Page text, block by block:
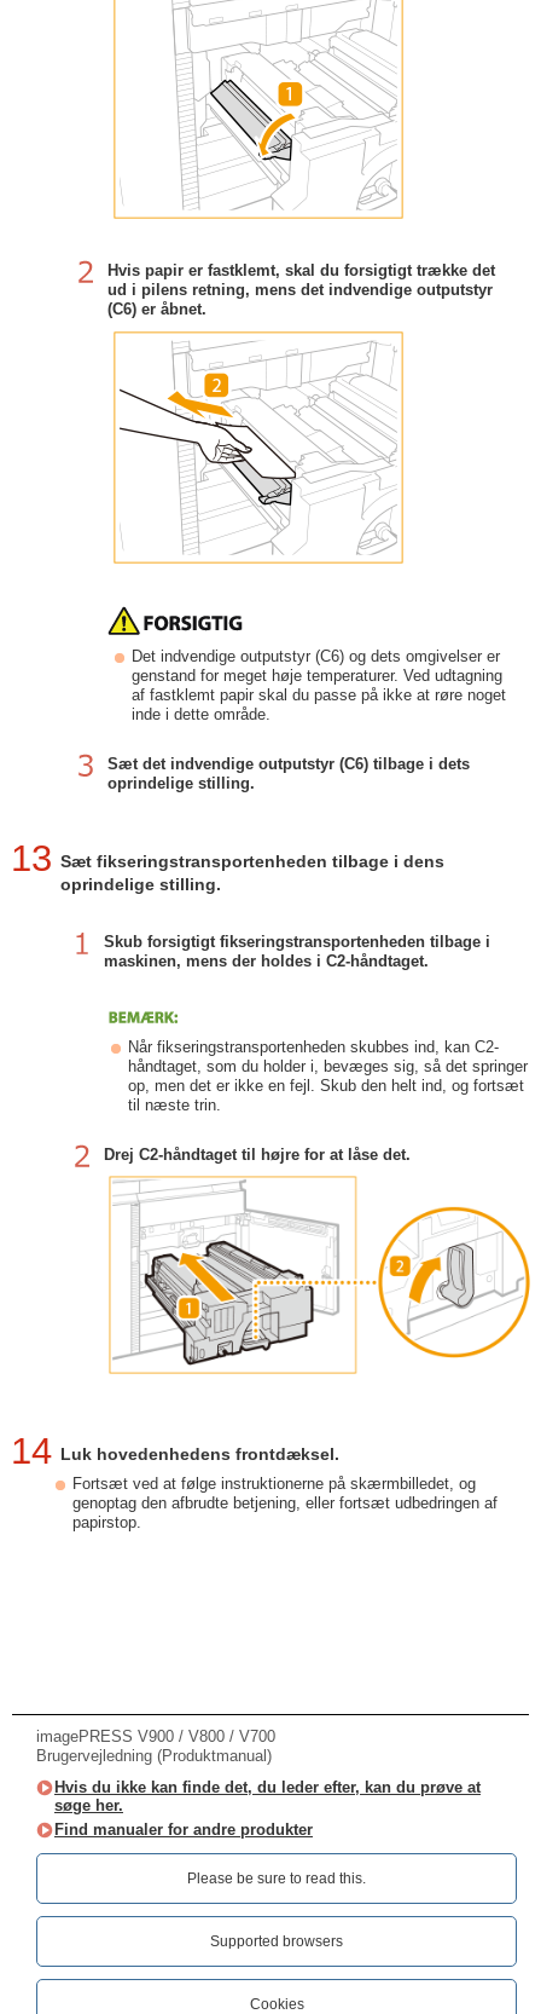
Hvis papir er fastklemt, skal du forsigtigt trække det
ud i pilens retning, mens det indvendige outputstyr
(C6) er åbnet.
Det indvendige outputstyr (C6) og dets omgivelser er
genstand for meget høje temperaturer. Ved udtagning
af fastklemt papir skal du passe på ikke at røre noget
inde i dette område.
Sæt det indvendige outputstyr (C6) tilbage i dets
oprindelige stilling.
13 Sæt fikseringstransportenheden tilbage i dens
oprindelige stilling.
Skub forsigtigt fikseringstransportenheden tilbage i
maskinen, mens der holdes i C2-håndtaget.
Når fikseringstransportenheden skubbes ind, kan C2-
håndtaget, som du holder i, bevæges sig, så det springer
op, men det er ikke en fejl. Skub den helt ind, og fortsæt
til næste trin.
Drej C2-håndtaget til højre for at låse det.
14 Luk hovedenhedens frontdæksel.
Fortsæt ved at følge instruktionerne på skærmbilledet, og
genoptag den afbrudte betjening, eller fortsæt udbedringen af
papirstop.
imagePRESS V900 / V800 / V700
Brugervejledning (Produktmanual)
Hvis du ikke kan finde det, du leder efter, kan du prøve at
søge her.
Find manualer for andre produkter
Please be sure to read this.‎
Supported browsers
Cookies